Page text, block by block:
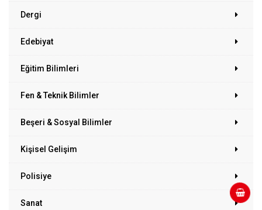
Dergi
Edebiyat
Eğitim Bilimleri
Fen & Teknik Bilimler
Beşeri & Sosyal Bilimler
Kişisel Gelişim
Polisiye
Sanat